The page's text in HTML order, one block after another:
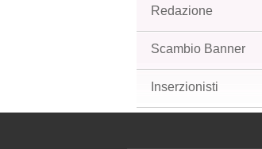
Redazione
Scambio Banner
Inserzionisti